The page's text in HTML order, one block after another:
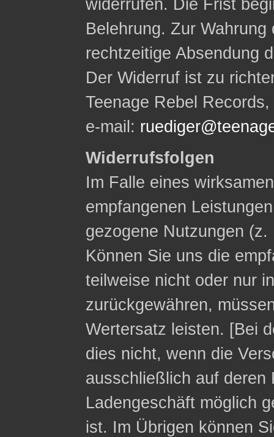
widerrufen. Die Frist
Belehrung. Zur
rechtzeitige Absendung
Der Widerruf ist zu
Teenage Rebel
e-mail:
Widerrufsfolgen
Im Falle eines
empfangenen
gezogene Nutzungen
Können Sie uns die
teilweise nicht oder nur
zurückgewähren,
Wertersatz leisten. [Bei
dies nicht, wenn die
ausschließlich auf deren
Ladengeschäft möglich
ist. Im Übrigen können